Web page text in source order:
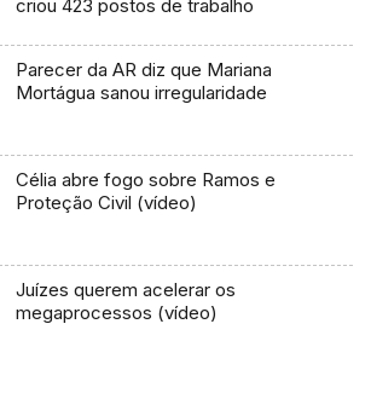
criou 423 postos de trabalho
Parecer da AR diz que Mariana
Mortágua sanou irregularidade
Célia abre fogo sobre Ramos e
Proteção Civil (vídeo)
Juízes querem acelerar os
megaprocessos (vídeo)